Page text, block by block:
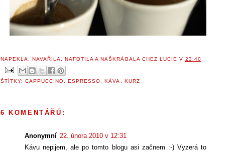
NAPEKLA, NAVAŘILA, NAFOTILA A NAŠKRÁBALA CHEZ LUCIE V 23:40
ŠTÍTKY:CAPPUCCINO ,ESPRESSO ,KÁVA KURZ
6 KOMENTÁŘŮ:
Anonymní 22. února 2010 v 12:31
Kávu nepijem, ale po tomto blogu asi začnem :-) Vyzerá to